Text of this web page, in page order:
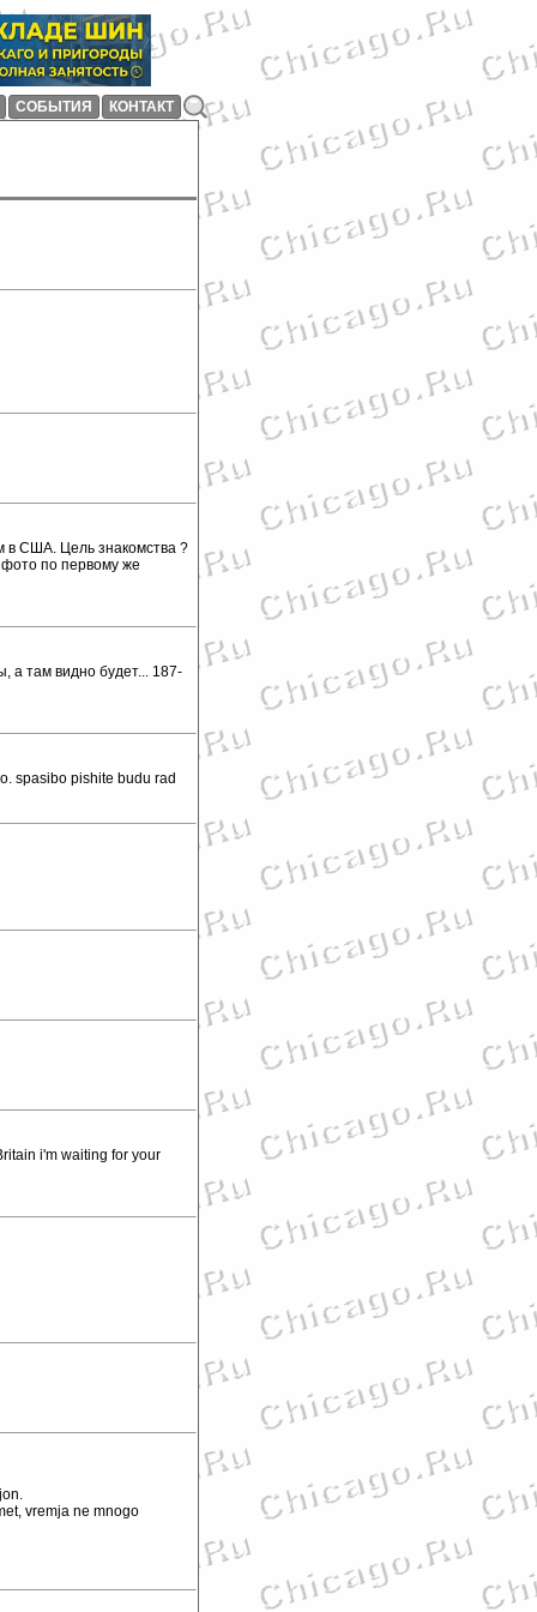
СОБЫТИЯ КОНТАКТ
в США. Цель знакомства ?
по первому же
а там видно будет... 187-
spasibo pishite budu rad
i'm waiting for your
vremja ne mnogo